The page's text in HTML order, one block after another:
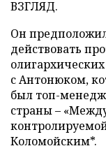
ВЗГЛЯД.
Он
действовать
с Антонюком,
был топ-
страны –
Коломойским*.